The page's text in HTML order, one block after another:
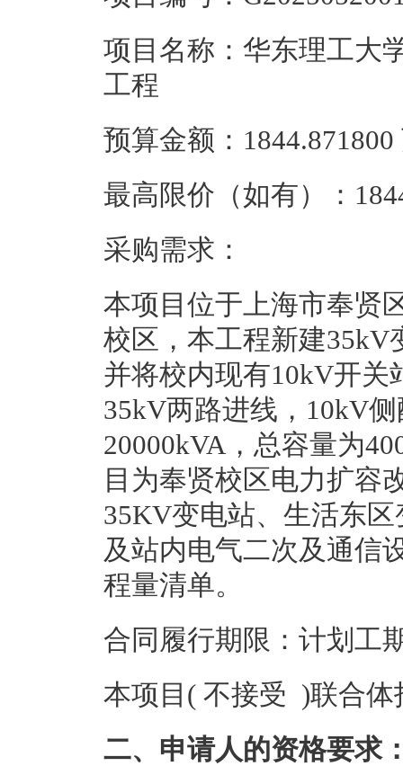
项目名称：华东理工大
工程
预算金额：
最高限价（如有）：
采购需求：
本项目位于上海市奉贤
校区，本工程新建35kV
并将校内现有10kV开关
35kV两路进线，10kV
20000kVA，总容量为
目为奉贤校区电力扩容
35KV变电站、生活东
及站内电气二次及通信
程量清单。
合同履行期限：计划工
本项目( 不接受 )联合体
二、申请人的资格要求